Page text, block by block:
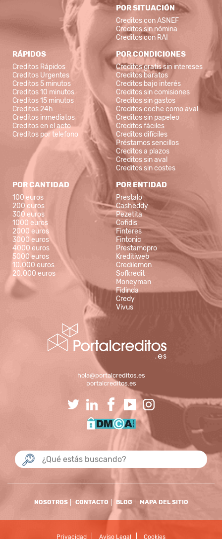
POR SITUACIÓN
Creditos con ASNEF
Creditos sin nómina
Creditos con RAI
RÁPIDOS
Creditos Rápidos
Creditos Urgentes
Creditos 5 minutos
Creditos 10 minutos
Creditos 15 minutos
Creditos 24h
Creditos inmediatos
Creditos en el acto
Creditos por telefono
POR CONDICIONES
Creditos gratis sin intereses
Creditos baratos
Creditos bajo interés
Creditos sin comisiones
Creditos sin gastos
Creditos coche como aval
Creditos sin papeleo
Creditos fáciles
Creditos difíciles
Préstamos sencillos
Creditos a plazos
Creditos sin aval
Creditos sin costes
POR CANTIDAD
100 euros
200 euros
300 euros
1000 euros
2000 euros
3000 euros
4000 euros
5000 euros
10.000 euros
20.000 euros
POR ENTIDAD
Prestalo
Casheddy
Pezetita
Cofidis
Finteres
Fintonic
Prestamopro
Kreditiweb
Credilemon
Sofkredit
Moneyman
Fidinda
Credy
Vivus
hola@portalcreditos.es
portalcreditos.es
NOSOTROS CONTACTO BLOG MAPA DEL SITIO
Privacidad Aviso Legal Cookies